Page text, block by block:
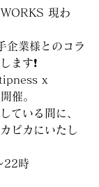
現わ
企業様とのコラ
ます❗️
x
催。
ている間に、
ピカにいたし
22時